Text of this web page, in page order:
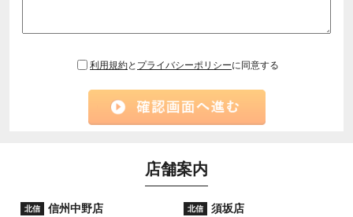
利用規約と プライバシーポリシーに同意する
店舗案内
北信 信州中野店 北信 須坂店